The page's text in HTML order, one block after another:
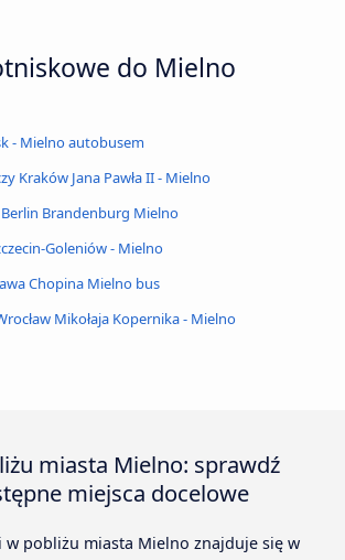
do Mielno
- Mielno autobusem
Kraków Jana Pawła II - Mielno
Brandenburg Mielno
Goleniów - Mielno
Chopina Mielno bus
Mikołaja Kopernika - Mielno
miasta Mielno: sprawdź
miejsca docelowe
w pobliżu miasta Mielno znajduje się w